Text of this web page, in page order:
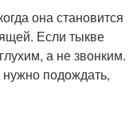
она становится
Если тыкве
а не звонким.
подождать,